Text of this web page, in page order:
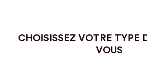
CHOISISSEZ VOTRE TYPE
VOUS